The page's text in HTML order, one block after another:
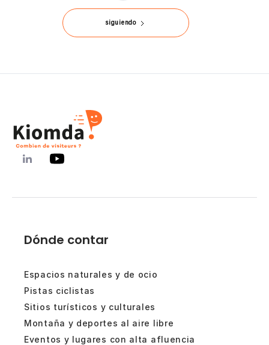
siguiendo
Dónde contar
Espacios naturales y de ocio
Pistas ciclistas
Sitios turísticos y culturales
Montaña y deportes al aire libre
Eventos y lugares con alta afluencia